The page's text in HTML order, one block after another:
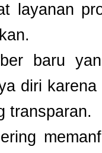
layanan
baru
diri
transparan.